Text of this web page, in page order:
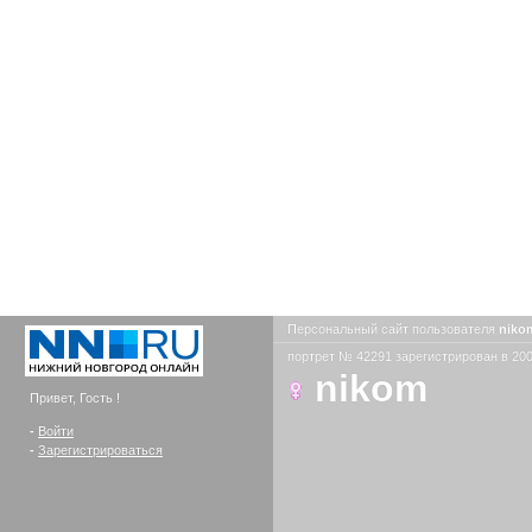
Привет, Гость !
- Войти
- Зарегистрироваться
Персональный сайт пользователя
портрет № 42291 зарегистрирован в
nikom